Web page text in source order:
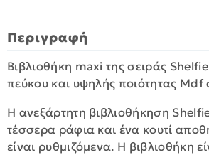
Περιγραφή
Βιβλιοθήκη maxi της σειράς
πεύκου και υψηλής ποιότητας
Η ανεξάρτητη βιβλιοθήκηση
τέσσερα ράφια και ένα κουτί
είναι ρυθμιζόμενα. Η βιβλιοθήκη